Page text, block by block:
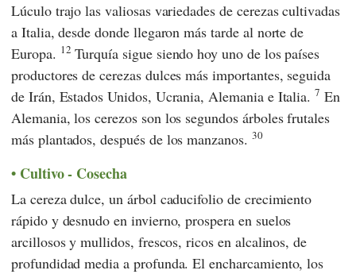
Lúculotrajo las valiosas variedades de cerezas cultivadas
a Italia, desde donde llegaron más tarde al norte de
Europa. 12 Turquía sigue siendo hoy uno de los países
productores de cerezas dulces más importantes, seguida
de Irán, Estados Unidos, Ucrania, Alemania e Italia.7 En
Alemania, los cerezos son los segundos árboles frutales
más plantados, después de los manzanos. 30
Cultivo - Cosecha
La cereza dulce, un árbol caducifolio de crecimiento
rápido y desnudo en invierno, prospera en suelos
arcillosos y mullidos, frescos, ricos en alcalinos, de
profundidad media a profunda. El encharcamiento, los